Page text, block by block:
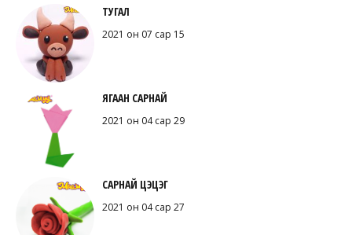
ТУГАЛ
2021 он 07 сар 15
ЯГААН САРНАЙ
2021 он 04 сар 29
САРНАЙ ЦЭЦЭГ
2021 он 04 сар 27